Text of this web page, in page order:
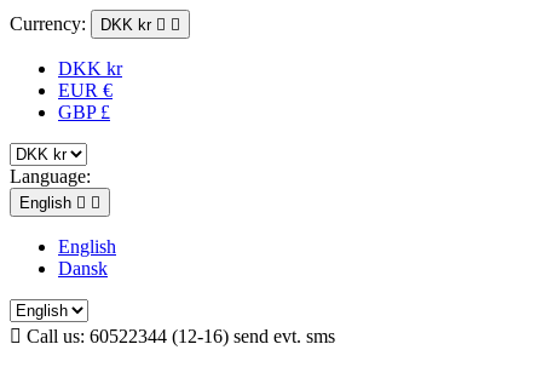
Currency: DKK kr  
DKK kr
EUR €
GBP £
Language:
English  
English
Dansk
 Call us: 60522344 (12-16) send evt. sms